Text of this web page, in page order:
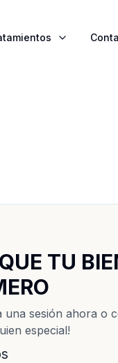
TU
una sesión ahora o
especial!